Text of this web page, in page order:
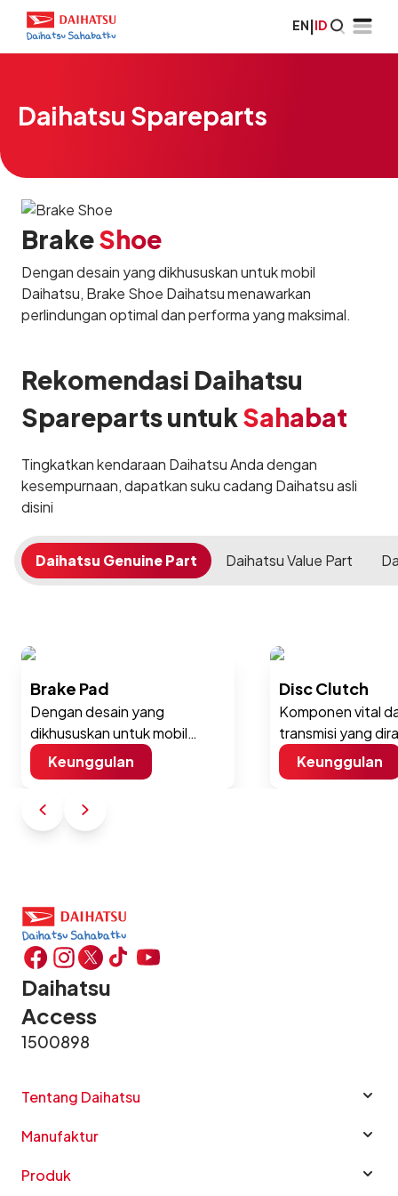
EN|ID
Daihatsu Spareparts
BrakeShoe
Dengan desain yang dikhususkan untuk mobil
Daihatsu, Brake Shoe Daihatsu menawarkan
perlindungan optimal dan performa yang maksimal.
Rekomendasi Daihatsu
Spareparts untukSahabat
Tingkatkan kendaraan Daihatsu Anda dengan
kesempurnaan, dapatkan suku cadang Daihatsu asli
disini
Daihatsu Genuine Part Daihatsu Value Part
Brake Pad
Dengan desain yang
dikhususkan untuk mobil
Daihatsu, Brake Pad Daihatsu
menawarkan perlindungan
maksimal.
Keunggulan
Disc Clutch
Komponen vital
transmisi yang
untuk
yang optimal dan
Keunggulan
Daihatsu
Access
1500898
Tentang Daihatsu
Manufaktur
Produk